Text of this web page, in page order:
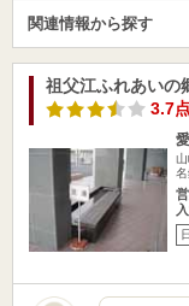
関連情報から探す
祖父江ふれあいの
3.7